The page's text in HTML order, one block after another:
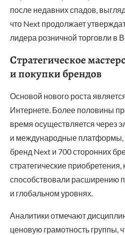
после недавних спадов,
что Next продолжает
лидера розничной торговли в
Стратегическое
и покупки брендов
Основой нового роста
Интернете. Более половины
время осуществляется через
и международные платформы,
бренд Next и 700 сторонних
стратегические приобретения,
способствовали расширению
и глобальном уровнях.
Аналитики отмечают
ценовую грамотность группы,